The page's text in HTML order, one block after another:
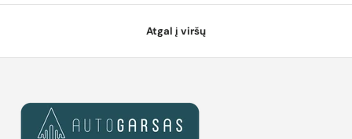
Atgal į viršų